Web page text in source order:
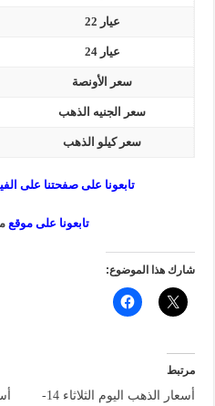
عيار 22
عيار 24
سعر الأونصة
سعر الجنيه الذهب
سعر كيلو الذهب
تابعونا على صفحتنا على
تابعونا على موقع
شارك هذا الموضوع:
مرتبط
أسعار الذهب اليوم الثلاثاء 14-